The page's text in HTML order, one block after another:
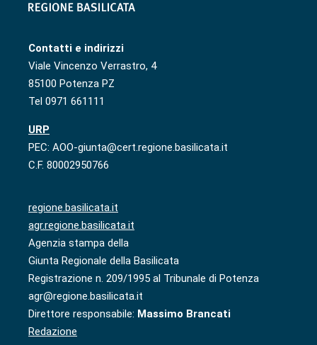
Contatti e indirizzi
Viale Vincenzo Verrastro, 4
85100 Potenza PZ
Tel 0971 661111
URP
PEC: AOO-giunta@cert.regione.basilicata.it
C.F. 80002950766
regione.basilicata.it
agr.regione.basilicata.it
Agenzia stampa della
Giunta Regionale della Basilicata
Registrazione n. 209/1995 al Tribunale di Potenza
agr@regione.basilicata.it
Direttore responsabile: Massimo Brancati
Redazione